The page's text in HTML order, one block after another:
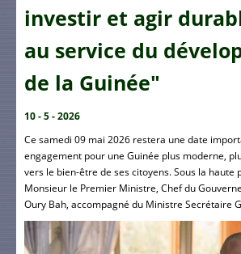
investir et agir
au service du
de la Guinée"
10 - 5 - 2026
Ce samedi 09 mai 2026 restera une date
engagement pour une Guinée plus moderne,
vers le bien-être de ses citoyens. Sous la haute
Monsieur le Premier Ministre, Chef du
Oury Bah, accompagné du Ministre Secrétaire